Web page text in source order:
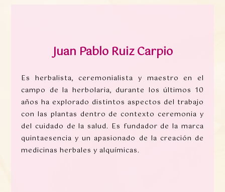
Juan Pablo Ruiz Carpio
Es herbalista, ceremonialista y maestro en el
campo de la herbolaria, durante los últimos 10
años ha explorado distintos aspectos del trabajo
con las plantas dentro de contexto ceremonia y
del cuidado de la salud. Es fundador de la marca
quintaesencia y un apasionado de la creación de
medicinas herbales y alquímicas.